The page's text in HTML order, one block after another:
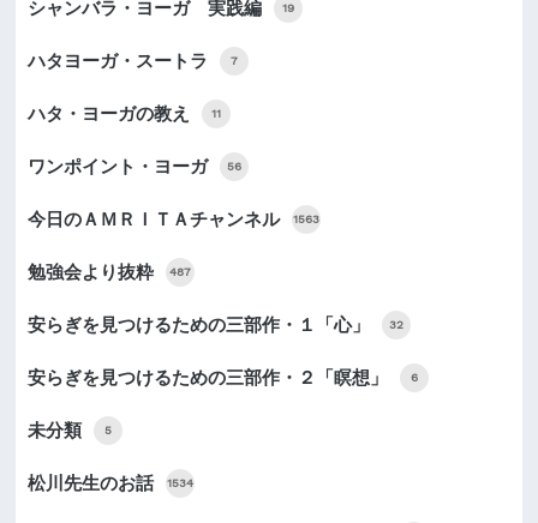
シャンバラ・ヨーガ 実践編 19
ハタヨーガ・スートラ 7
ハタ・ヨーガの教え 11
ワンポイント・ヨーガ 56
今日のＡＭＲＩＴＡチャンネル 1563
勉強会より抜粋 487
安らぎを見つけるための三部作・１「心」 32
安らぎを見つけるための三部作・２「瞑想」 6
未分類 5
松川先生のお話 1534